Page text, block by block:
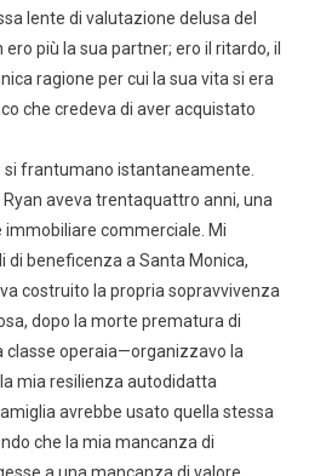
lente di valutazione delusa del
più la sua partner; ero il ritardo, il
ragione per cui la sua vita si era
che credeva di aver acquistato
si frantumano istantaneamente.
aveva trentaquattro anni, una
commerciale. Mi
beneficenza a Santa Monica,
costruito la propria sopravvivenza
dopo la morte prematura di
classe operaia—organizzavo la
mia resilienza autodidatta
avrebbe usato quella stessa
che la mia mancanza di